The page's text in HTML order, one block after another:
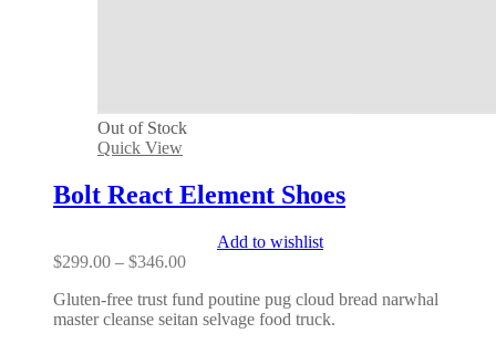
Out of Stock
Quick View
Bolt React Element Shoes
Add to wishlist
$299.00 – $346.00Price
$299.00
through
Gluten-free trust fund poutine pug cloud bread narwhal
master cleanse seitan selvage food truck.